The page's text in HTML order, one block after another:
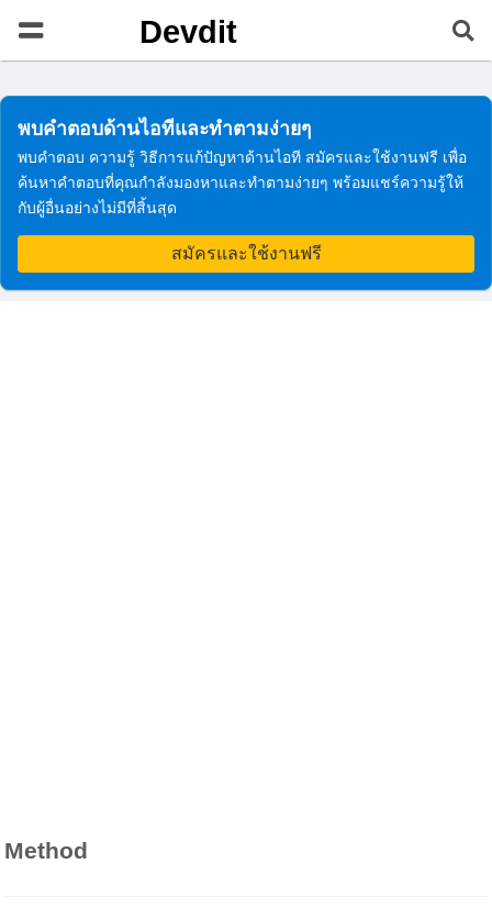
Devdit
พบคำตอบด้านไอทีและทำตามง่ายๆ
พบคำตอบ ความรู้ วิธีการแก้ปัญหาด้านไอที สมัครและใช้งานฟรี เพื่อ
ค้นหาคำตอบที่คุณกำลังมองหาและทำตามง่ายๆ พร้อมแชร์ความรู้ให้
กับผู้อื่นอย่างไม่มีที่สิ้นสุด
สมัครและใช้งานฟรี
Method